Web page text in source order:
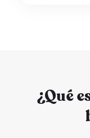
¿Qué